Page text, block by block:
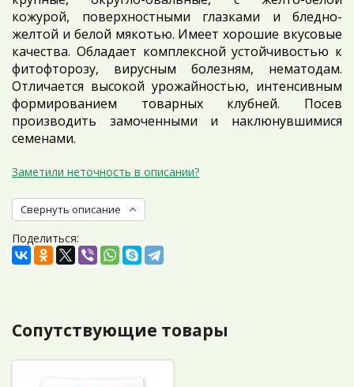
кожурой, поверхностными глазками и бледно-
желтой и белой мякотью. Имеет хорошие вкусовые
качества. Обладает комплексной устойчивостью к
фитофторозу, вирусным болезням, нематодам.
Отличается высокой урожайностью, интенсивным
формированием товарных клубней. Посев
производить замоченными и наклюнувшимися
семенами.
Заметили неточность в описании?
Свернуть описание
Поделиться:
Сопутствующие товары